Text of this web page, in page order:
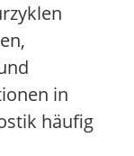
in
häufig